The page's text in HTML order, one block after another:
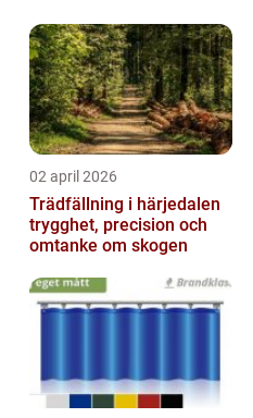
02 april 2026
Trädfällning i härjedalen
trygghet, precision och
omtanke om skogen